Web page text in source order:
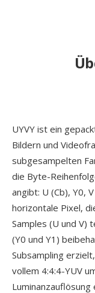
UYVY ist ein
Bildern und
subgesampelten
die Byte-
angibt: U (Cb), Y0,
horizontale Pixel,
Samples (U und V)
(Y0 und Y1)
Subsampling
vollem 4:4:4-YUV